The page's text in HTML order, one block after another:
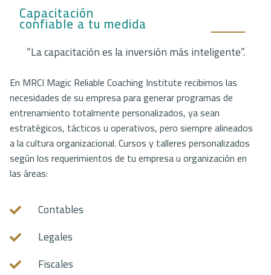
Capacitación
confiable a tu medida
“La capacitación es la inversión más inteligente”.
En MRCI Magic Reliable Coaching Institute recibimos las
necesidades de su empresa para generar programas de
entrenamiento totalmente personalizados, ya sean
estratégicos, tácticos u operativos, pero siempre alineados
a la cultura organizacional. Cursos y talleres personalizados
según los requerimientos de tu empresa u organización en
las áreas:
Contables
Legales
Fiscales